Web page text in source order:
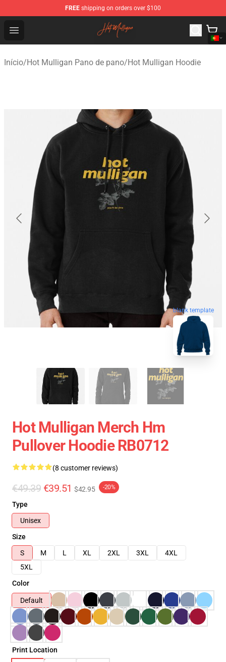
FREE shipping on orders over $100
Open menu
Hot Mulligan Shop - Official Hot Mulligan Merchandise
Início/Hot Mulligan Pano de pano/Hot Mulligan Hoodie
blank template
Hot Mulligan Merch Hm
Pullover Hoodie RB0712
(8 customer reviews)
€49.39 €39.51 $42.95 -20%
Type
Unisex
Size
S
M L XL 2XL 3XL
4XL
5XL
Color
Default
Print Location